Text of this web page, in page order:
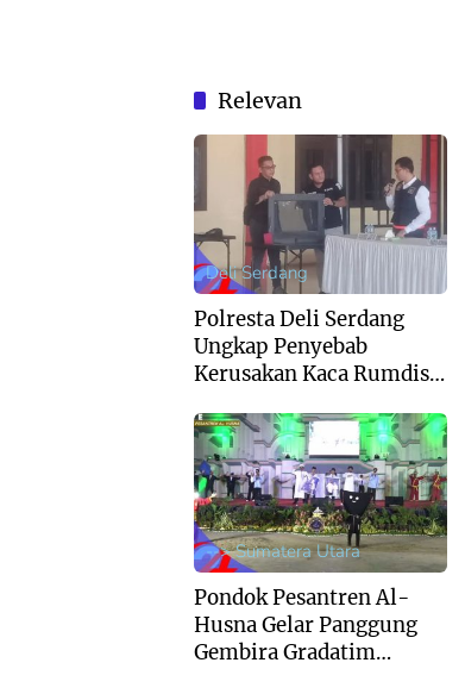
Relevan
Deli Serdang
Polresta Deli Serdang
Ungkap Penyebab
Kerusakan Kaca Rumdis
Suwondo
--> Sumatera Utara
Pondok Pesantren Al-
Husna Gelar Panggung
Gembira Gradatim